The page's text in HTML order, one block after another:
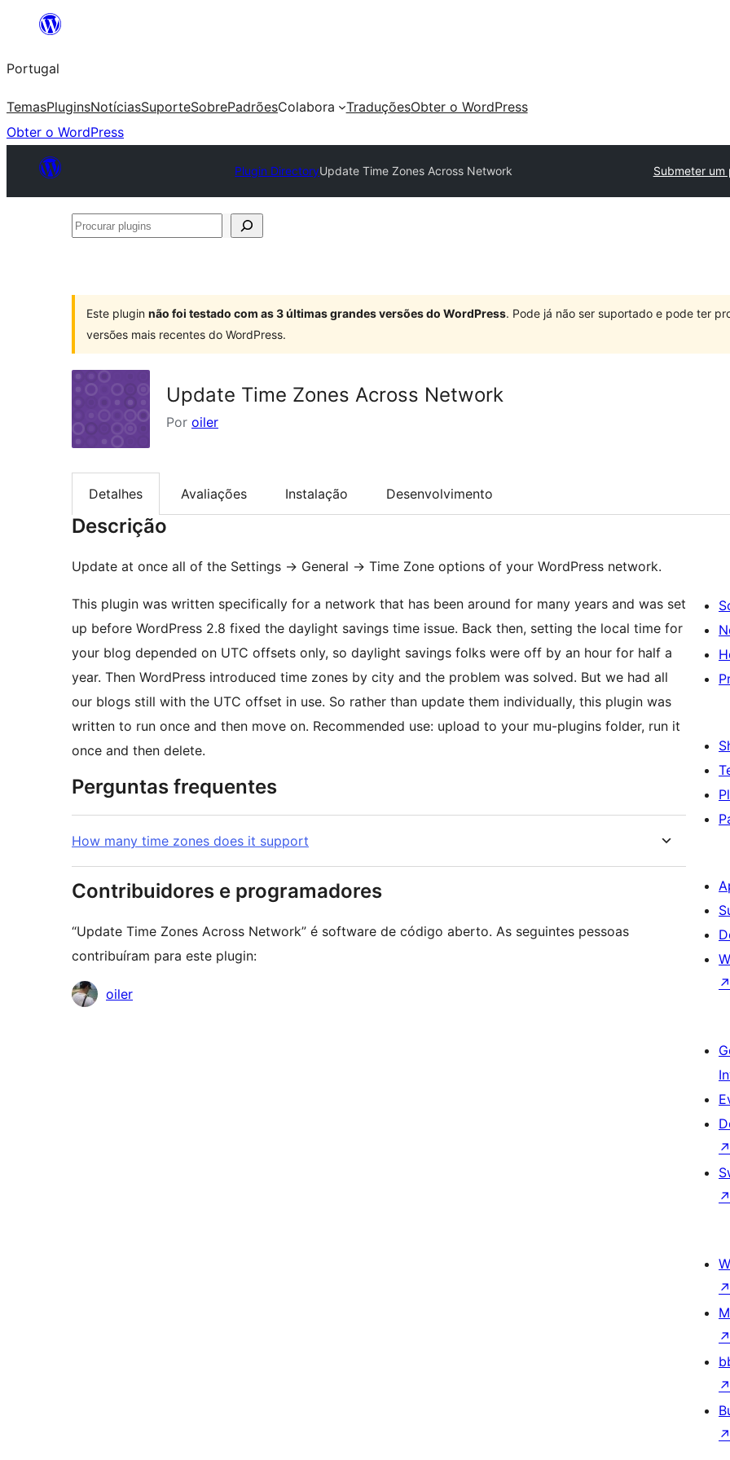
Saltar
o
conteúdo
Portugal
TemasPluginsNotíciasSuporteSobrePadrõesColabora TraduçõesObter o WordPress
Obter o WordPress
Plugin DirectoryUpdate Time Zones Across Network Submeter um
Procurar
Este plugin não foi testado com as 3 últimas grandes versões do WordPress. Pode já não ser suportado e pode ter
versões mais recentes do WordPress.
Update Time Zones Across Network
Por oiler
Detalhes Avaliações Instalação Desenvolvimento
Descrição
Update at once all of the Settings -> General -> Time Zone options of your WordPress network.
This plugin was written specifically for a network that has been around for many years and was set
up before WordPress 2.8 fixed the daylight savings time issue. Back then, setting the local time for
your blog depended on UTC offsets only, so daylight savings folks were off by an hour for half a
year. Then WordPress introduced time zones by city and the problem was solved. But we had all
our blogs still with the UTC offset in use. So rather than update them individually, this plugin was
written to run once and then move on. Recommended use: upload to your mu-plugins folder, run it
once and then delete.
Perguntas frequentes
How many time zones does it support
Contribuidores e programadores
“Update Time Zones Across Network” é software de código aberto. As seguintes pessoas
contribuíram para este plugin:
Contribuidores
oiler
↗
↗
↗
↗
↗
↗
↗